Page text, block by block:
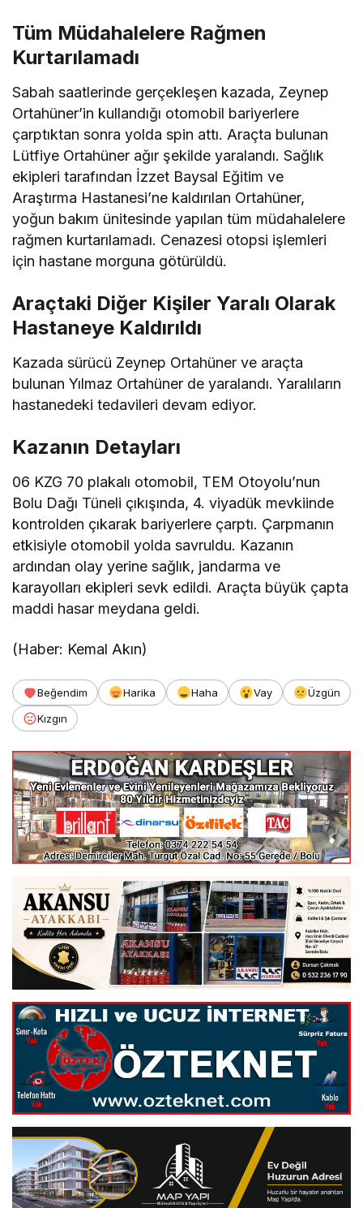
Tüm Müdahalelere Rağmen
Kurtarılamadı
Sabah saatlerinde gerçekleşen kazada, Zeynep
Ortahüner’in kullandığı otomobil bariyerlere
çarptıktan sonra yolda spin attı. Araçta bulunan
Lütfiye Ortahüner ağır şekilde yaralandı. Sağlık
ekipleri tarafından İzzet Baysal Eğitim ve
Araştırma Hastanesi’ne kaldırılan Ortahüner,
yoğun bakım ünitesinde yapılan tüm müdahalelere
rağmen kurtarılamadı. Cenazesi otopsi işlemleri
için hastane morguna götürüldü.
Araçtaki Diğer Kişiler Yaralı Olarak
Hastaneye Kaldırıldı
Kazada sürücü Zeynep Ortahüner ve araçta
bulunan Yılmaz Ortahüner de yaralandı. Yaralıların
hastanedeki tedavileri devam ediyor.
Kazanın Detayları
06 KZG 70 plakalı otomobil, TEM Otoyolu’nun
Bolu Dağı Tüneli çıkışında, 4. viyadük mevkiinde
kontrolden çıkarak bariyerlere çarptı. Çarpmanın
etkisiyle otomobil yolda savruldu. Kazanın
ardından olay yerine sağlık, jandarma ve
karayolları ekipleri sevk edildi. Araçta büyük çapta
maddi hasar meydana geldi.
(Haber: Kemal Akın)
Beğendim Harika Haha Vay
Üzgün
Kızgın